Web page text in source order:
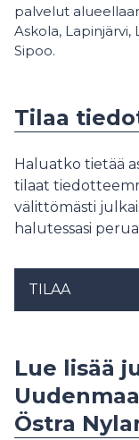
palvelut
Askola, Lapinjärvi,
Sipoo.
Tilaa
Haluatko tietää
tilaat
välittömästi
halutessasi
TILAA
Lue lisää
Östra